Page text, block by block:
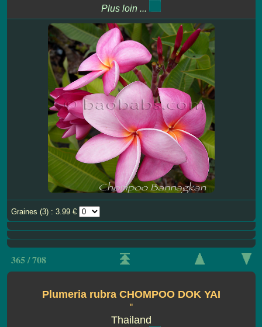
Plus loin ...
Graines (3) : 3.99 €
365 / 708
Plumeria rubra CHOMPOO DOK YAI
''
Thailand